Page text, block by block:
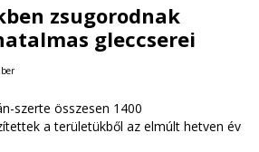
zsugorodnak
gleccserei
szerte összesen 1400
a területükből az elmúlt hetven év